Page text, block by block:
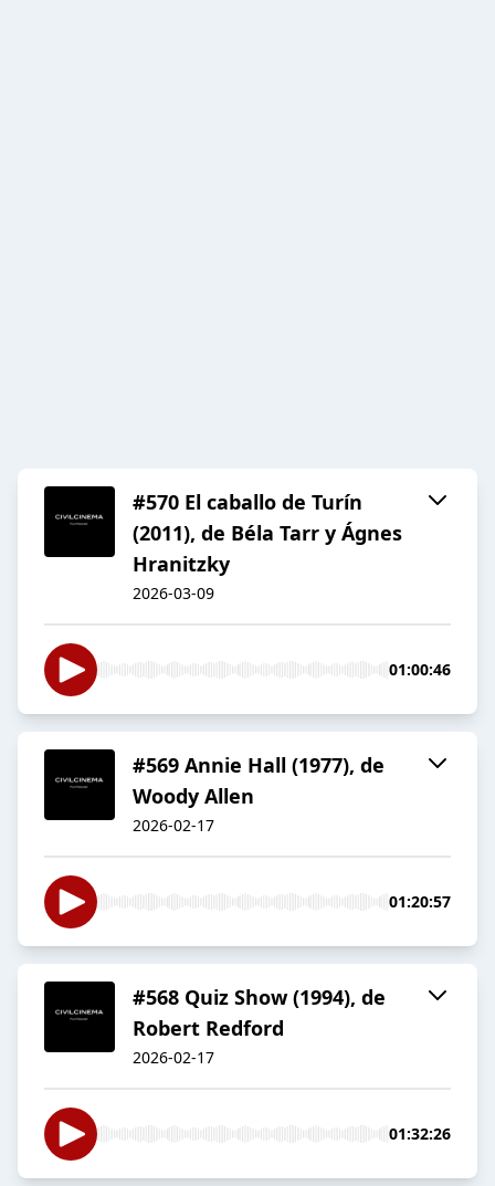
#570 El caballo de Turín
(2011), de Béla Tarr y Ágnes
Hranitzky
2026-03-09
01:00:46
#569 Annie Hall (1977), de
Woody Allen
2026-02-17
01:20:57
#568 Quiz Show (1994), de
Robert Redford
2026-02-17
01:32:26